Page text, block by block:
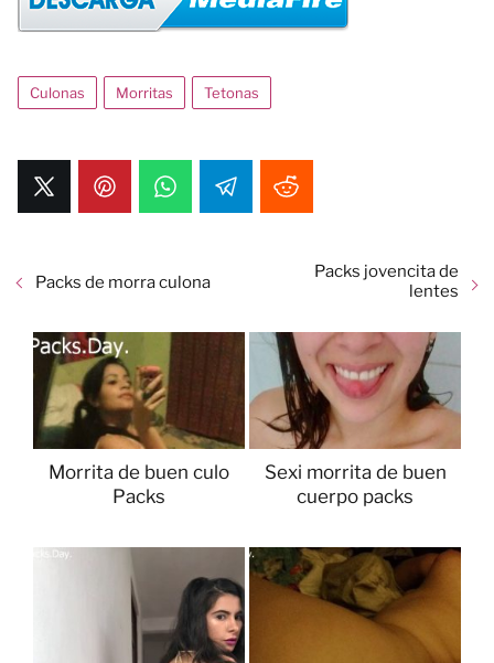
Culonas Morritas Tetonas
Packs de morra culona
Packs jovencita de
lentes
Morrita de buen culo
Packs
Sexi morrita de buen
cuerpo packs